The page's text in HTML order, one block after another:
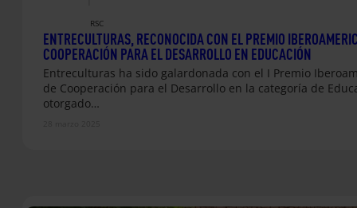
RSC
ENTRECULTURAS, RECONOCIDA CON EL PREMIO
COOPERACIÓN PARA EL DESARROLLO EN EDUCACIÓN
Entreculturas ha sido galardonada con el I Premio
de Cooperación para el Desarrollo en la categoría de
otorgado…